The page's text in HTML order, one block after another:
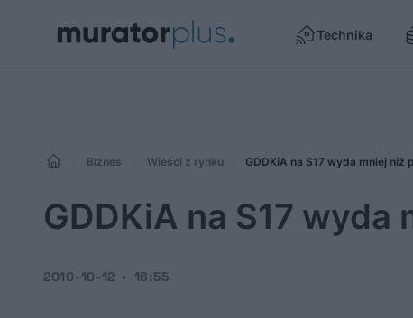
Technika
Biznes Wieści z rynku GDDKiA na S17 wyda mniej niż
GDDKiA na S17 wyda
2010-10-12 16:55